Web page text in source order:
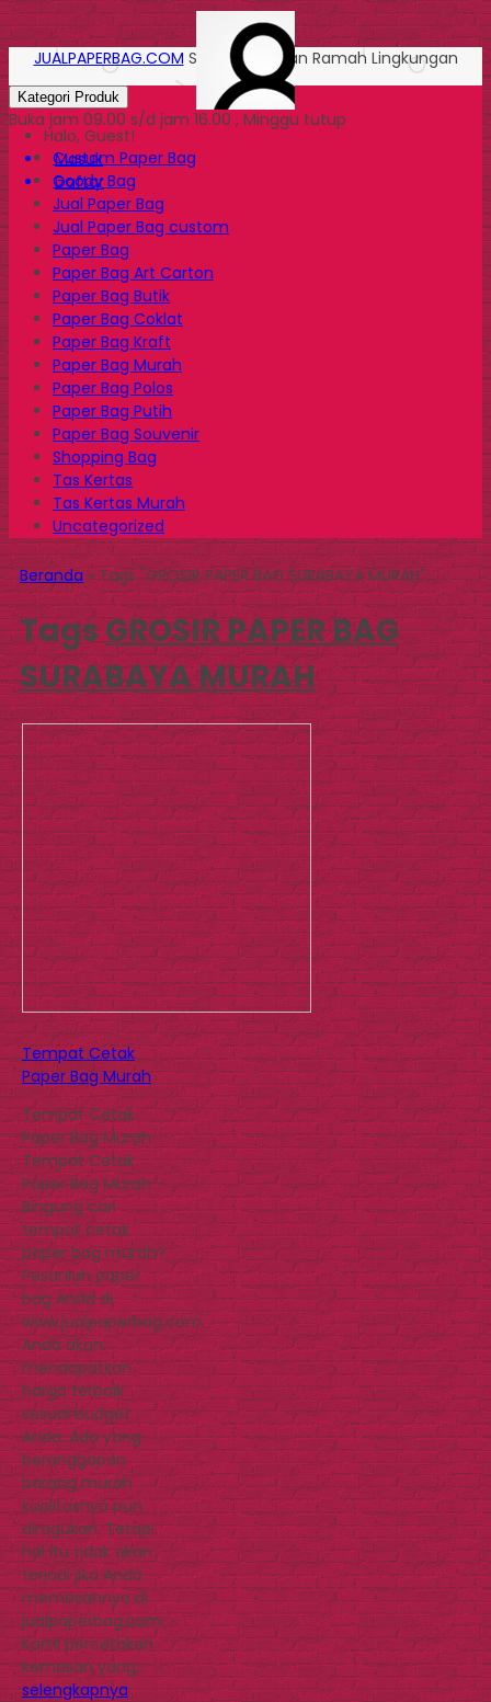
Halo, Guest!
Masuk
Daftar
JUALPAPERBAG.COM Solusi Kemasan Ramah Lingkungan
Kategori Produk
Buka jam 09.00 s/d jam 16.00 , Minggu tutup
Custom Paper Bag
Goody Bag
Jual Paper Bag
Jual Paper Bag custom
Paper Bag
Paper Bag Art Carton
Paper Bag Butik
Paper Bag Coklat
Paper Bag Kraft
Paper Bag Murah
Paper Bag Polos
Paper Bag Putih
Paper Bag Souvenir
Shopping Bag
Tas Kertas
Tas Kertas Murah
Uncategorized
Beranda»Tags "GROSIR PAPER BAG SURABAYA MURAH"
TagsGROSIR PAPER BAG
SURABAYA MURAH
Tempat Cetak
Paper Bag Murah
Tempat Cetak
Paper Bag Murah
Tempat Cetak
Paper Bag Murah –
Bingung cari
tempat cetak
paper bag murah?
Pesanlah paper
bag Anda di
www.jualpaperbag.com.
Anda akan
mendapatkan
harga terbaik
sesuai budget
Anda. Ada yang
beranggapan
barang murah
kualitasnya pun
diragukan. Tetapi
hal itu tidak akan
terjadi jika Anda
memesannya di
jualpaperbag.com.
Kami percetakan
kemasan yang…
selengkapnya